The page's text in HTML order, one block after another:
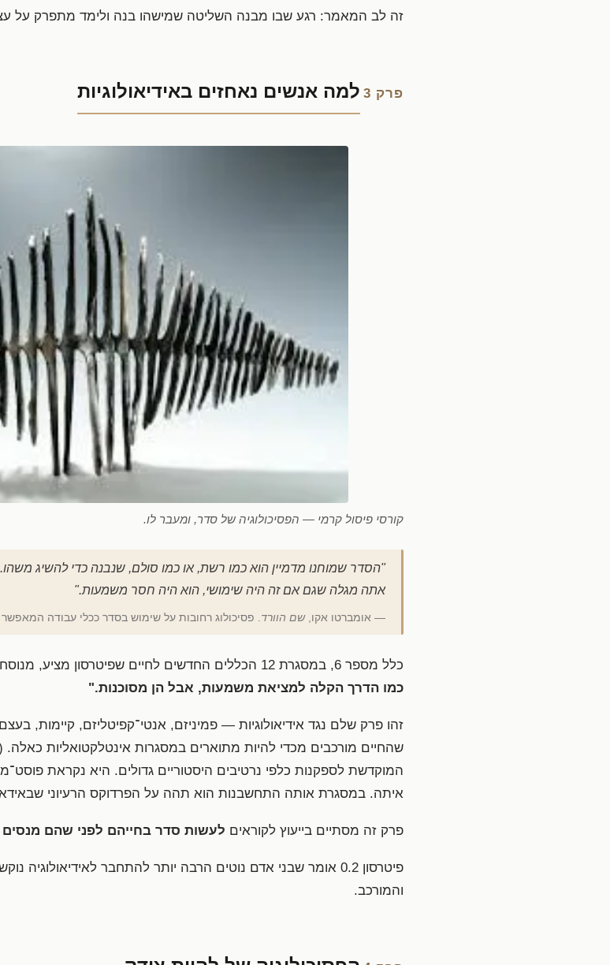
זה לב המאמר: רגע שבו מבנה השליטה שמישהו בנה ולימד מתפרק על
פרק 3 למה אנשים נאחזים באידיאולוגיות
קורסי פיסול קרמי — הפסיכולוגיה של סדר, ומעבר לו.
"הסדר שמוחנו מדמיין הוא כמו רשת, או כמו סולם, שנבנה כדי להשיג
אתה מגלה שגם אם זה היה שימושי, הוא היה חסר משמעות."
— אומברטו אקו,שם הוורד . פסיכולוג רחובות על שימוש בסדר ככלי עבודה המאפשר
כלל מספר 6, במסגרת 12 הכללים החדשים לחיים שפיטרסון מציע, מנוסח כך:
כמו הדרך הקלה למציאת משמעות, אבל הן מסוכנות."
זהו פרק שלם נגד אידיאולוגיות — פמיניזם, אנטי־קפיטליזם, קיימות,
שהחיים מורכבים מכדי להיות מתוארים במסגרות אינטלקטואליות
איתה. במסגרת אותה התחשבנות הוא תהה על הפרדוקס הרעיוני
פרק זה מסתיים בייעוץ לקוראים לעשות סדר בחייהם לפני שהם
פיטרסון 0.2 אומר שבני אדם נוטים הרבה יותר להתחבר
והמורכב.